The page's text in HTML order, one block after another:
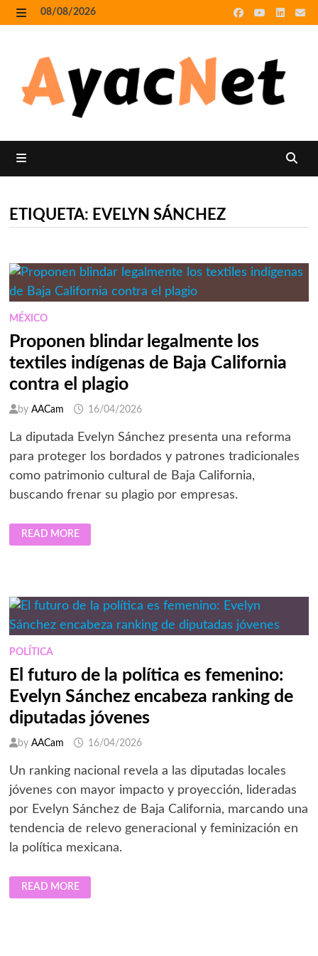
Skip
to
08/08/2026
ETIQUETA: EVELYN SÁNCHEZ
MÉXICO
Proponen blindar legalmente los
textiles indígenas de Baja California
contra el plagio
by AACam 16/04/2026
La diputada Evelyn Sánchez presenta una reforma
para proteger los bordados y patrones tradicionales
como patrimonio cultural de Baja California,
buscando frenar su plagio por empresas.
PROPONEN
BLINDAR
LEGALMENTE
BAJA
CALIFORNIA
CONTRA
EL
PLAGIO
READ MORE
POLÍTICA
El futuro de la política es femenino:
Evelyn Sánchez encabeza ranking de
diputadas jóvenes
by AACam 16/04/2026
Un ranking nacional revela a las diputadas locales
jóvenes con mayor impacto y proyección, lideradas
por Evelyn Sánchez de Baja California, marcando una
tendencia de relevo generacional y feminización en
la política mexicana.
EL
FUTURO
DE
READ MORE